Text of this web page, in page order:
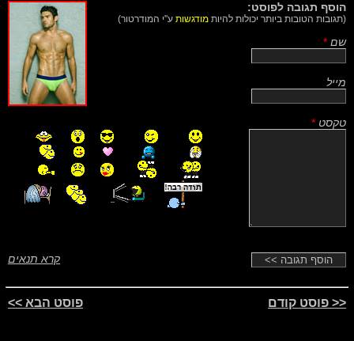
הוסף תגובה לפוסט:
(תגובות הטובות ביותר יכולות להיות מודגשות ע"י המודרטור)
שם *
מייל
טקסט *
קרא תנאים
<< פוסט קודם פוסט הבא >>